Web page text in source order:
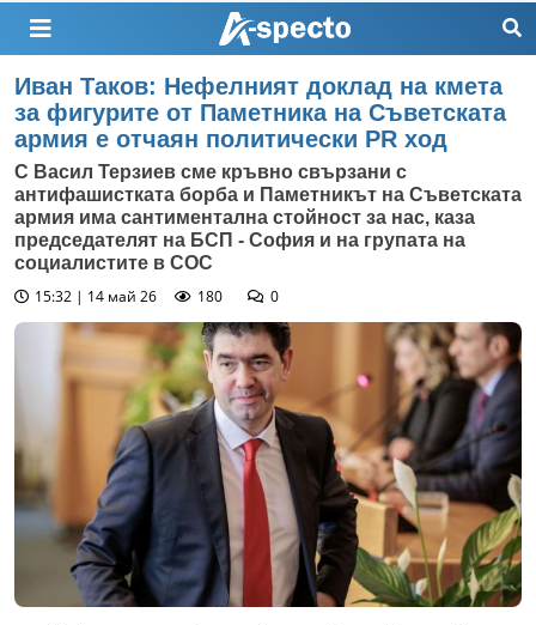
Иван Таков: Нефелният доклад на кмета
за фигурите от Паметника на Съветската
армия е отчаян политически PR ход
С Васил Терзиев сме кръвно свързани с
антифашистката борба и Паметникът на Съветската
армия има сантиментална стойност за нас, каза
председателят на БСП - София и на групата на
социалистите в СОС
15:32 | 14 май 26
180 0